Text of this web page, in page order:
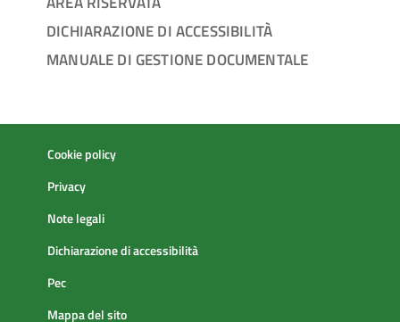
DICHIARAZIONE DI ACCESSIBILITÀ
MANUALE DI GESTIONE DOCUMENTALE
Cookie policy
Privacy
Note legali
Dichiarazione di accessibilità
Pec
Mappa del sito